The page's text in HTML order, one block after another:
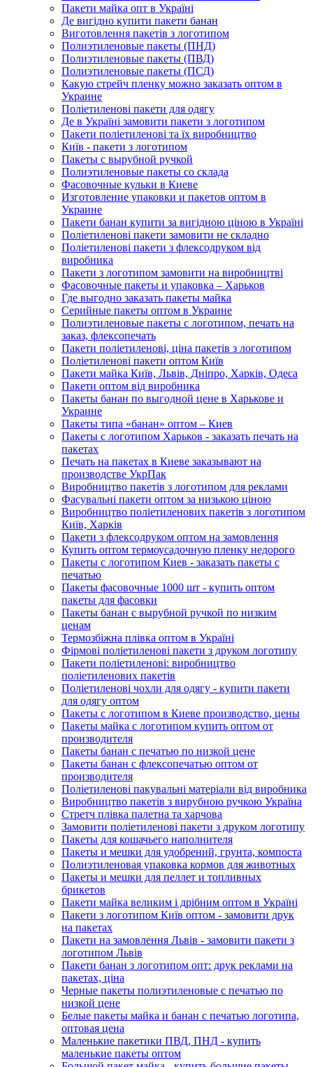
Пакети майка опт в Україні
Де вигідно купити пакети банан
Виготовлення пакетів з логотипом
Полиэтиленовые пакеты (ПНД)
Полиэтиленовые пакеты (ПВД)
Полиэтиленовые пакеты (ПСД)
Какую стрейч пленку можно заказать оптом в
Украине
Поліетиленові пакети для одягу
Де в Україні замовити пакети з логотипом
Пакети поліетиленові та їх виробництво
Київ - пакети з логотипом
Пакеты с вырубной ручкой
Полиэтиленовые пакеты со склада
Фасовочные кульки в Киеве
Изготовление упаковки и пакетов оптом в
Украине
Пакети банан купити за вигідною ціною в Україні
Поліетиленові пакети замовити не складно
Поліетиленові пакети з флексодруком від
виробника
Пакети з логотипом замовити на виробництві
Фасовочные пакеты и упаковка – Харьков
Где выгодно заказать пакеты майка
Серийные пакеты оптом в Украине
Полиэтиленовые пакеты с логотипом, печать на
заказ, флексопечать
Пакети поліетиленові, ціна пакетів з логотипом
Поліетиленові пакети оптом Київ
Пакети майка Київ, Львів, Дніпро, Харків, Одеса
Пакети оптом від виробника
Пакеты банан по выгодной цене в Харькове и
Украине
Пакеты типа «банан» оптом – Киев
Пакеты с логотипом Харьков - заказать печать на
пакетах
Печать на пакетах в Киеве заказывают на
производстве УкрПак
Виробництво пакетів з логотипом для реклами
Фасувальні пакети оптом за низькою ціною
Виробництво поліетиленових пакетів з логотипом
Київ, Харків
Пакети з флексодруком оптом на замовлення
Купить оптом термоусадочную пленку недорого
Пакеты с логотипом Киев - заказать пакеты с
печатью
Пакеты фасовочные 1000 шт - купить оптом
пакеты для фасовки
Пакеты банан с вырубной ручкой по низким
ценам
Термозбіжна плівка оптом в Україні
Фірмові поліетиленові пакети з друком логотипу
Пакети поліетиленові: виробництво
поліетиленових пакетів
Поліетиленові чохли для одягу - купити пакети
для одягу оптом
Пакеты с логотипом в Киеве производство, цены
Пакеты майка с логотипом купить оптом от
производителя
Пакеты банан с печатью по низкой цене
Пакеты банан с флексопечатью оптом от
производителя
Поліетиленові пакувальні матеріали від виробника
Виробництво пакетів з вирубною ручкою Україна
Стретч плівка палетна та харчова
Замовити поліетиленові пакети з друком логотипу
Пакеты для кошачьего наполнителя
Пакеты и мешки для удобрений, грунта, компоста
Полиэтиленовая упаковка кормов для животных
Пакеты и мешки для пеллет и топливных
брикетов
Пакети майка великим і дрібним оптом в Україні
Пакети з логотипом Київ оптом - замовити друк
на пакетах
Пакети на замовлення Львів - замовити пакети з
логотипом Львів
Пакети банан з логотипом опт: друк реклами на
пакетах, ціна
Черные пакеты полиэтиленовые с печатью по
низкой цене
Белые пакеты майка и банан с печатью логотипа,
оптовая цена
Маленькие пакетики ПВД, ПНД - купить
маленькие пакеты оптом